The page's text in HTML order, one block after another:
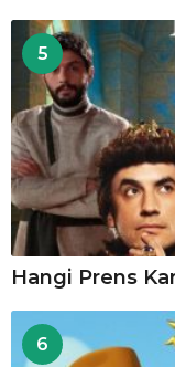
5
Hangi Prens
6